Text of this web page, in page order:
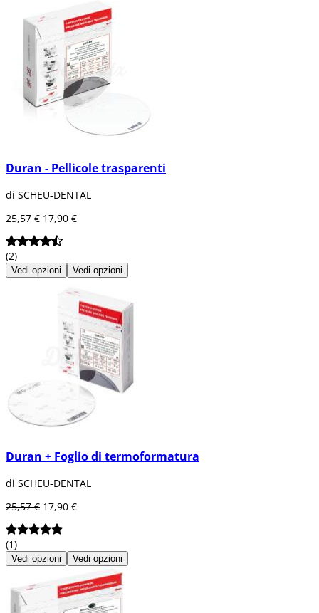
Duran - Pellicole trasparenti
di SCHEU-DENTAL
25,57 € 17,90 €
(2)
Vedi opzioni Vedi opzioni
Duran + Foglio di termoformatura
di SCHEU-DENTAL
25,57 € 17,90 €
(1)
Vedi opzioni Vedi opzioni